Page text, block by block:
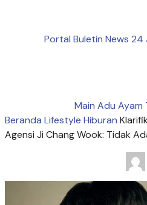
Portal Buletin News
Main Adu Ayam
Beranda Lifestyle Hiburan
Agensi Ji Chang Wook: Tidak